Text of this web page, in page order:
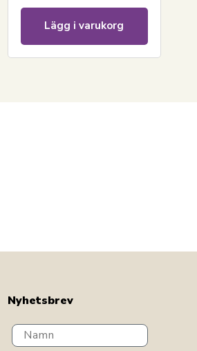
Lägg i varukorg
Nyhetsbrev
Navn